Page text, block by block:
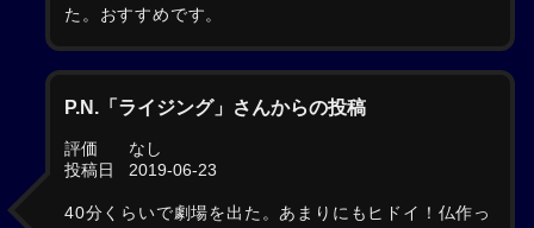
た。おすすめです。
P.N.「ライジング」さんからの投稿
評価
なし
投稿日
2019-06-23
40分くらいで劇場を出た。あまりにもヒドイ！仏作っ